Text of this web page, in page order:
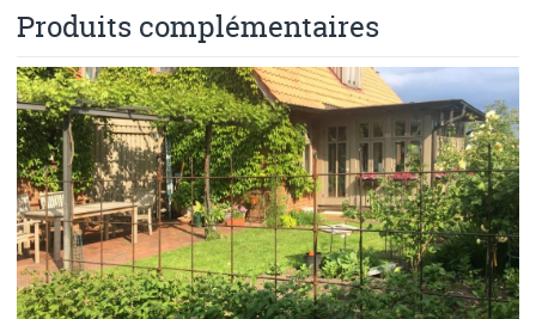
Produits complémentaires